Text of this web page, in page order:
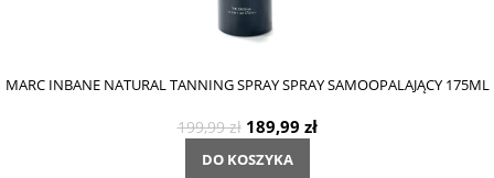
MARC INBANE NATURAL TANNING SPRAY SPRAY SAMOOPALAJĄCY 175ML
199,99 zł 189,99 zł
DO KOSZYKA